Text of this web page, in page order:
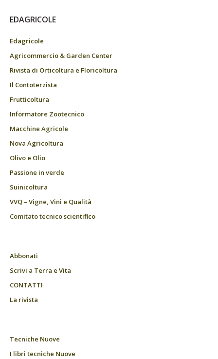
EDAGRICOLE
Edagricole
Agricommercio & Garden Center
Rivista di Orticoltura e Floricoltura
Il Contoterzista
Frutticoltura
Informatore Zootecnico
Macchine Agricole
Nova Agricoltura
Olivo e Olio
Passione in verde
Suinicoltura
VVQ – Vigne, Vini e Qualità
Comitato tecnico scientifico
Abbonati
Scrivi a Terra e Vita
CONTATTI
La rivista
Tecniche Nuove
I libri tecniche Nuove